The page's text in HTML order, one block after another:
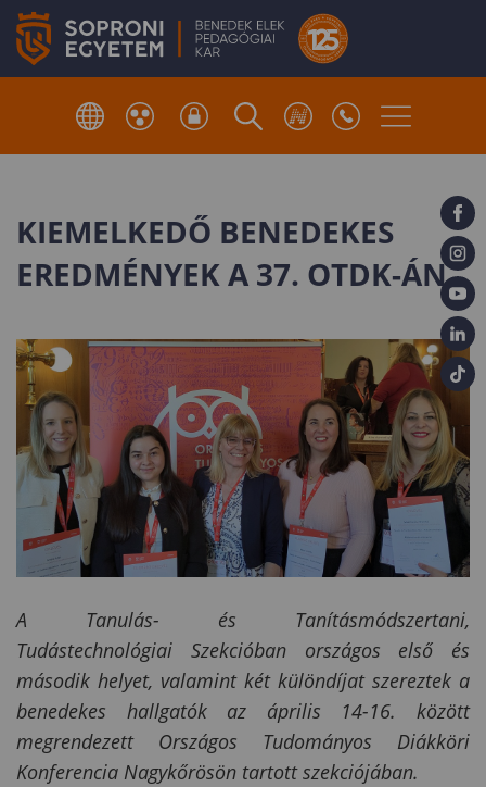
KIEMELKEDŐ BENEDEKES
EREDMÉNYEK A 37. OTDK-ÁN
A Tanulás- és Tanításmódszertani,
Tudástechnológiai Szekcióban országos első és
második helyet, valamint két különdíjat szereztek a
benedekes hallgatók az április 14-16. között
megrendezett Országos Tudományos Diákköri
Konferencia Nagykőrösön tartott szekciójában.